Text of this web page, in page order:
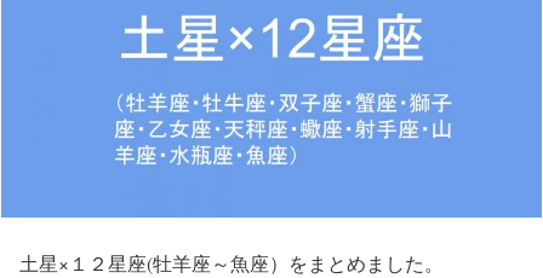
土星×１２星座(牡羊座～魚座）をまとめました。